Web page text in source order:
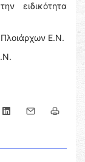
ειδικότητα
Πλοιάρχων Ε.Ν.